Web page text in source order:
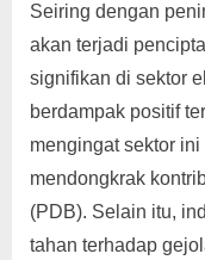
Seiring dengan
akan terjadi
signifikan di sektor
berdampak positif
mengingat sektor
mendongkrak
(PDB). Selain itu,
tahan terhadap